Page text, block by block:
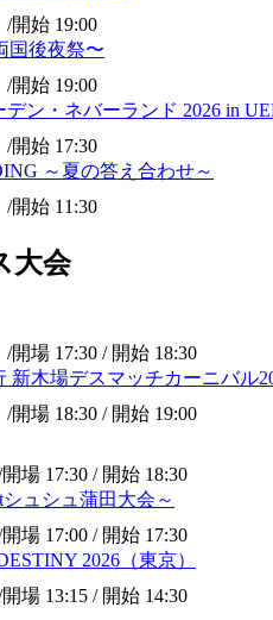
/開始 19:00
国後夜祭〜
/開始 19:00
ン・ネバーランド 2026 in
/開始 17:30
～夏の答え合わせ～
/開始 11:30
大会
/開場 17:30 / 開始 18:30
新木場デスマッチカーニバル
/開場 18:30 / 開始 19:00
開場 17:30 / 開始 18:30
シュシュ蒲田大会～
開場 17:00 / 開始 17:30
2026（東京）
開場 13:15 / 開始 14:30